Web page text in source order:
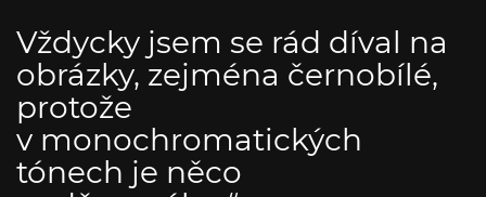
Vždycky jsem se rád díval na
obrázky, zejména černobílé,
protože
v monochromatických
tónech je něco